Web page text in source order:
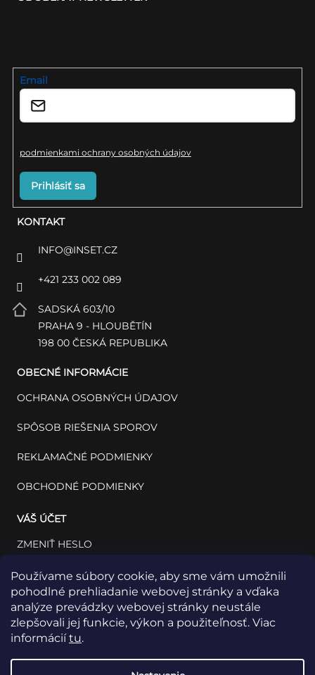
Používame súbory cookie, aby sme vám umožnili
pohodlné prehliadanie webovej stránky a vďaka
analýze prevádzky webovej stránky neustále
zlepšovali jej funkcie, výkon a použiteľnosť. Viac
informáciítu.
KONTAKT
INFO@INSET.CZ
+421 233 002 089
SADSKÁ 603/10
PRAHA 9 - HLOUBĚTÍN
198 00 ČESKÁ REPUBLIKA
OBECNÉ INFORMÁCIE
OCHRANA OSOBNÝCH ÚDAJOV
SPÔSOB RIEŠENIA SPOROV
REKLAMAČNÉ PODMIENKY
OBCHODNÉ PODMIENKY
VÁŠ ÚČET
ZMENIŤ HESLO
VÁŠ PROFIL
VAŠE OBJEDNÁVKY
Email
podmienkami ochrany osobných údajov
Prihlásiť sa